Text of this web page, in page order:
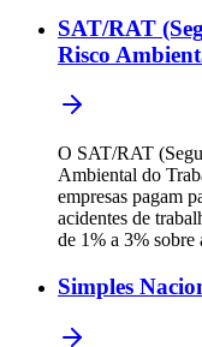
SAT/RAT
Risco
O SAT/RAT
Ambiental do
empresas pagam
acidentes de
de 1% a 3% sobre
Simples